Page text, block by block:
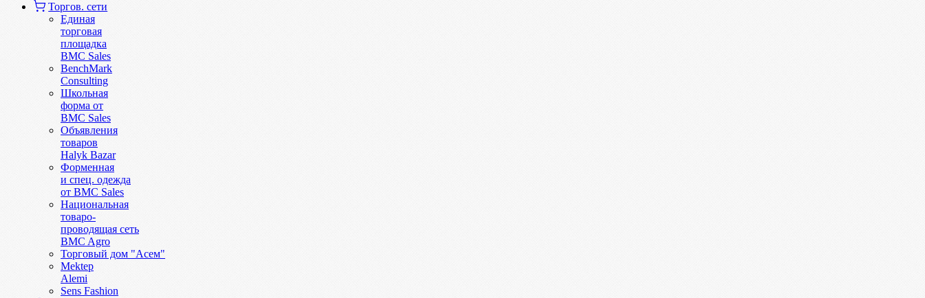
Торгов. сети
Единая
торговая
площадка
BMC Sales
BenchMark
Consulting
Школьная
форма от
BMC Sales
Объявления
товаров
Halyk Bazar
Форменная
и спец. одежда
от BMC Sales
Национальная
товаро-
проводящая сеть
BMC Agro
Торговый дом "Асем"
Mektep
Alemi
Sens Fashion